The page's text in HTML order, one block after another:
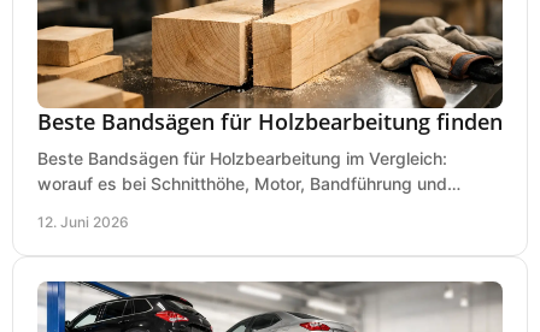
Beste Bandsägen für Holzbearbeitung finden
Beste Bandsägen für Holzbearbeitung im Vergleich:
worauf es bei Schnitthöhe, Motor, Bandführung und
12. Juni 2026